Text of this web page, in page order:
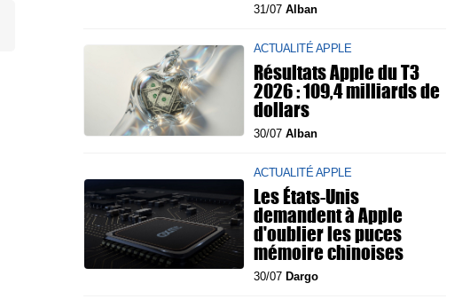
31/07 Alban
ACTUALITÉ APPLE
Résultats Apple du T3
2026 : 109,4 milliards de
dollars
30/07 Alban
ACTUALITÉ APPLE
Les États-Unis
demandent à Apple
d'oublier les puces
mémoire chinoises
30/07 Dargo